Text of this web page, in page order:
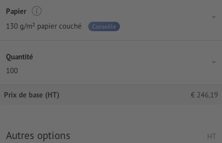
Papier
130 g/m² papier couché
Conseillé
Quantité
100
Prix de base (HT) € 246,19
Autres options HT